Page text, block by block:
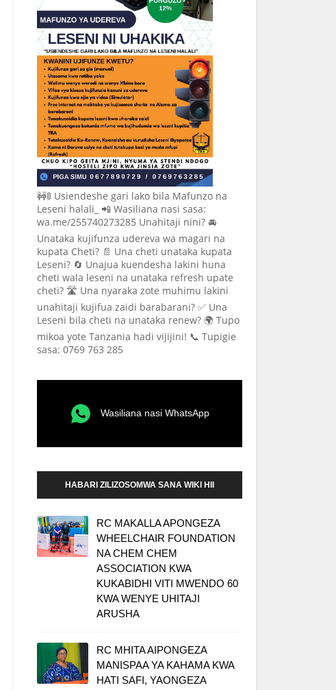
🚧🚦 Usiendeshe gari lako bila Mafunzo na
Leseni halali_ 📲 Wasiliana nasi sasa:
wa.me/255740273285 Unahitaji nini? 🚘
Unataka kujifunza udereva wa magari na
kupata Cheti? 📄 Una cheti unataka kupata
Leseni? 🔄 Unajua kuendesha lakini huna
cheti wala leseni na unataka refresh upate
cheti? 🛣️ Una nyaraka zote muhimu lakini
unahitaji kujifua zaidi barabarani? ✅ Una
Leseni bila cheti na unataka renew? 🌍 Tupo
mikoa yote Tanzania hadi vijijini! 📞 Tupigie
sasa: 0769 763 285
Wasiliana nasi WhatsApp
HABARI ZILIZOSOMWA SANA WIKI HII
RC MAKALLA APONGEZA
WHEELCHAIR FOUNDATION
NA CHEM CHEM
ASSOCIATION KWA
KUKABIDHI VITI MWENDO 60
KWA WENYE UHITAJI
ARUSHA
RC MHITA AIPONGEZA
MANISPAA YA KAHAMA KWA
HATI SAFI, YAONGEZA